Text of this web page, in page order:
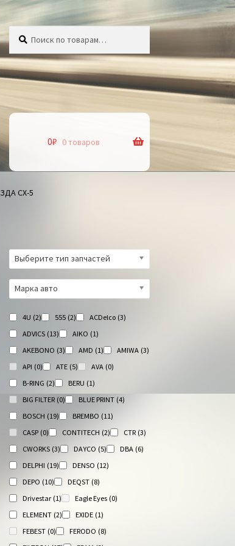
0₽ 0 товаров
СХ-5
Выберите тип запчастей
Марка авто
4U (2) 555 (2) ACDelco (3)
ADVICS (13) AIKO (1)
AKEBONO (3) AMD (1) AMIWA (3)
API (0) ATE (5) AVA (0)
B-RING (2) BERU (1)
BIG FILTER (0) BLUE PRINT (4)
BOSCH (19) BREMBO (11)
CASP (0) CONTITECH (2) CTR (3)
CWORKS (3) DAYCO (5) DBA (6)
DELPHI (19) DENSO (12)
DEPO (10) DEQST (8)
Drivestar (1) Eagle Eyes (0)
ELEMENT (2) EXIDE (1)
FEBEST (0) FERODO (8)